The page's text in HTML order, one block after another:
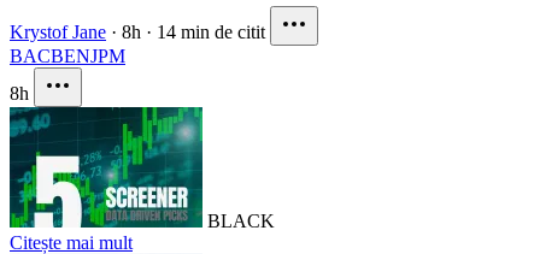
Krystof Jane · 8h · 14 min de citit
BACBENJPM
8h
BLACK
Citește mai mult